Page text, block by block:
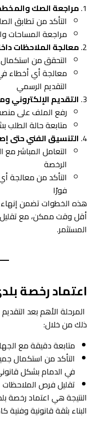
مراجعة الصك
التأكد من تطابق
مراجعة المساحات
معالجة الملاحظات
التحقق من
معالجة أي أخطاء
التقديم الرسمي
التقديم الإلكتروني
رفع الملف على
متابعة حالة الطلب
التنسيق الفني حتى
التعامل المباشر
الرخصة
التأكد من معالجة
فورًا
هذه الخطوات تضمن إنهاء
أقل وقت ممكن، مع تقليل
المستثمر.
اعتماد رخصة
المرحلة الأهم بعد
ذلك من خلال:
متابعة دقيقة مع
التأكد من استكمال
في الدمام بشكل
تقليل فرص الملاحظات
النتيجة هي اعتماد رخصة
البناء بثقة قانونية وفنية